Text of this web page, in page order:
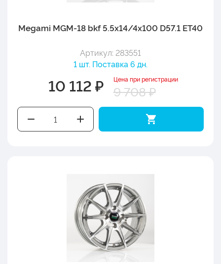
Megami MGM-18 bkf 5.5x14/4x100 D57.1 ET40
Артикул: 283551
1 шт. Поставка 6 дн.
10 112 ₽ Цена при регистрации
9 708 ₽